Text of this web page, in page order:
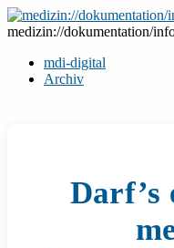
Zum
Inhalt
medizin://dokumentation/
mdi-digital
Archiv
Darf’s